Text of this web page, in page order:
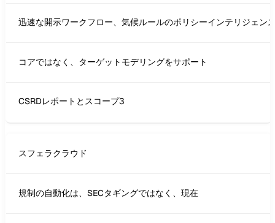
迅速な開示ワークフロー、気候ルールのポリシーインテリジェン
コアではなく、ターゲットモデリングをサポート
CSRDレポートとスコープ3
スフェラクラウド
規制の自動化は、SECタギングではなく、現在